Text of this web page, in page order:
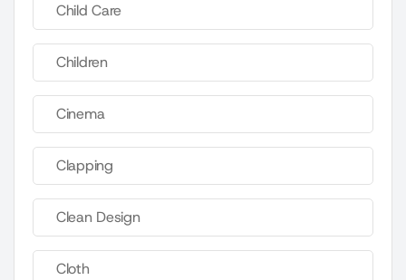
Child Care
Children
Cinema
Clapping
Clean Design
Cloth